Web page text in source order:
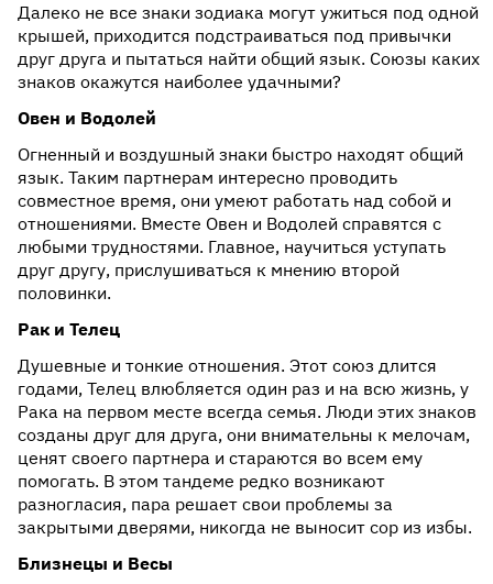
Далеко не все знаки зодиака могут ужиться под одной
крышей, приходится подстраиваться под привычки
друг друга и пытаться найти общий язык. Союзы каких
знаков окажутся наиболее удачными?
Овен и Водолей
Огненный и воздушный знаки быстро находят общий
язык. Таким партнерам интересно проводить
совместное время, они умеют работать над собой и
отношениями. Вместе Овен и Водолей справятся с
любыми трудностями. Главное, научиться уступать
друг другу, прислушиваться к мнению второй
половинки.
Рак и Телец
Душевные и тонкие отношения. Этот союз длится
годами, Телец влюбляется один раз и на всю жизнь, у
Рака на первом месте всегда семья. Люди этих знаков
созданы друг для друга, они внимательны к мелочам,
ценят своего партнера и стараются во всем ему
помогать. В этом тандеме редко возникают
разногласия, пара решает свои проблемы за
закрытыми дверями, никогда не выносит сор из избы.
Близнецы и Весы